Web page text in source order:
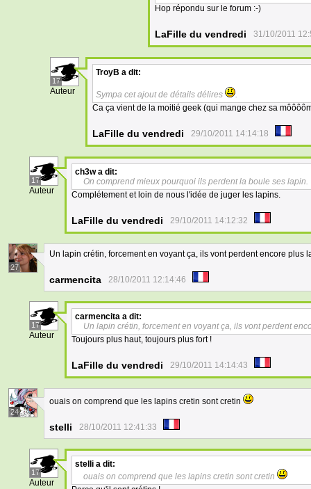
Hop répondu sur le forum :-)
LaFille du vendredi 31/10/2011
17
Auteur
TroyB a dit:
Sympa cet ajout de détails délires
.
Ca ça vient de la moitié geek (qui mange chez sa
LaFille du vendredi 29/10/2011 14:14:18
17
Auteur
ch3wa dit:
On comprend mieux pourquoi ils perdent la boule ses lapin.
Complétement et loin de nous l'idée de juger les lapins.
LaFille du vendredi 29/10/2011 14:12:32
27
Un lapin crétin, forcement en voyant ça, ils vont perdent encore plus
carmencita 28/10/2011 12:14:46
17
Auteur
carmencita a dit:
Un lapin crétin, forcement en voyant ça, ils vont perdent
Toujours plus haut, toujours plus fort !
LaFille du vendredi 29/10/2011 14:14:43
24
ouais on comprend que les lapins cretin sont cretin
stelli 28/10/2011 12:41:33
17
Auteur
stelli a dit:
ouais on comprend que les lapins cretin sont cretin